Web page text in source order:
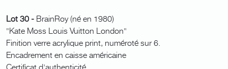
Lot 30 - BrainRoy (né en 1980)
"Kate Moss Louis Vuitton London"
Finition verre acrylique print, numéroté sur 6.
Encadrement en caisse américaine
Certificat d'authenticité